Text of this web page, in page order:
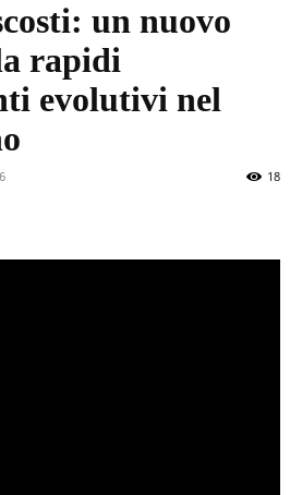
un nuovo
rapidi
evolutivi nel
18